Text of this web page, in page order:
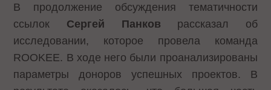
В продолжение обсуждения тематичности
ссылок Сергей Панков рассказал об
исследовании, которое провела команда
ROOKEE. В ходе него были проанализированы
параметры доноров успешных проектов. В